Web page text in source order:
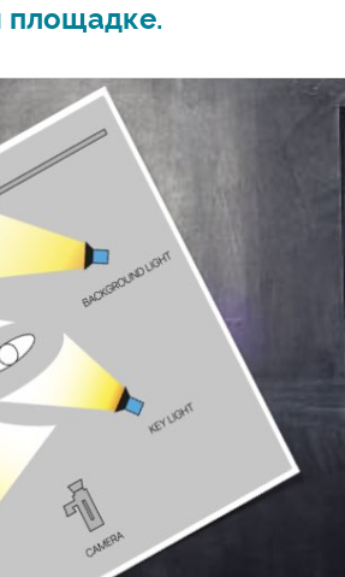
площадке.